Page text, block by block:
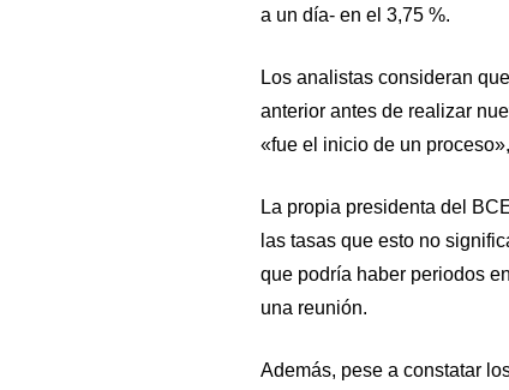
a un día- en el 3,75 %.
Los analistas consideran
anterior antes de realizar
«fue el inicio de un
La propia presidenta del
las tasas que esto no
que podría haber periodos
una reunión.
Además, pese a constatar